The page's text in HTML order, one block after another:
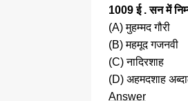
1009 ई . सन में
(A) मुहम्मद गौरी
(B) महमूद गजनवी
(C) नादिरशाह
(D) अहमदशाह
Answer